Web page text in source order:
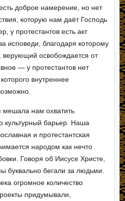
доброе намерение, но нет
которую нам даёт Господь
у протестантов есть акт
исповеди, благодаря которому
верующий освобождается от
— у протестантов нет
которого внутреннее
мешала нам охватить
барьер. Наша
и протестантская
народом как нечто
Говоря об Иисусе Христе,
буквально бегали за людьми.
огромное количество
придумывали,